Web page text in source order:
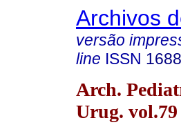
Archivos
versão
line ISSN
Arch.
Urug. vol.79